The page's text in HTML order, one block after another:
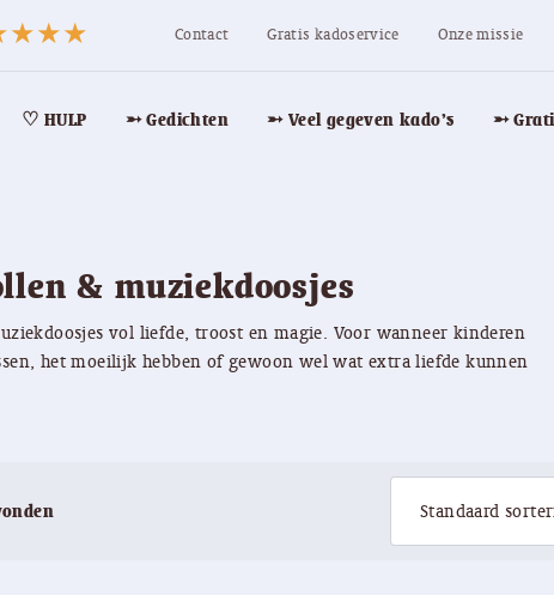
Contact Gratis kadoservice Onze missie
♡ HULP ➵ Gedichten ➵ Veel gegeven kado’s ➵
& muziekdoosjes
vol liefde, troost en magie. Voor wanneer kinderen
het moeilijk hebben of gewoon wel wat extra liefde kunnen